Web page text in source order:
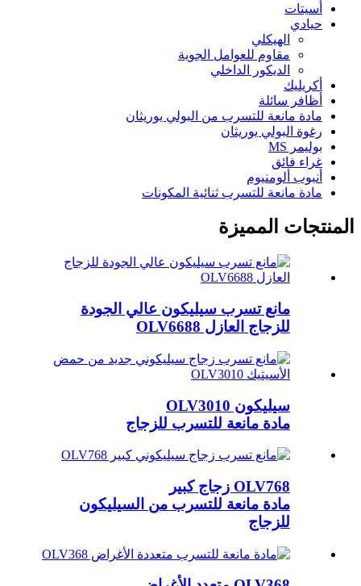
أسيتات
حيادي
الهيكلي
مقاوم للعوامل الجوية
الديكور الداخلي
أكريليك
أظافر سائلة
مادة مانعة للتسرب من البولي يوريثان
رغوة البولي يوريثان
بوليمر MS
غراء فائق
أنبوب ألومنيوم
مادة مانعة للتسرب ثنائية المكونات
المنتجات المميزة
مانع تسرب سيليكون عالي الجودة
للزجاج العازل OLV6688
سيليكون OLV3010
مادة مانعة للتسرب للزجاج
OLV768 زجاج كبير
مادة مانعة للتسرب من السيليكون
للزجاج